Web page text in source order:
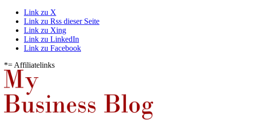
Link zu X
Link zu Rss dieser Seite
Link zu Xing
Link zu LinkedIn
Link zu Facebook
*= Affiliatelinks